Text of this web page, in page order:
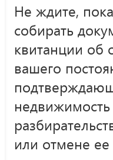
Не ждите,
собирать
квитанции об
вашего
или отмене ее